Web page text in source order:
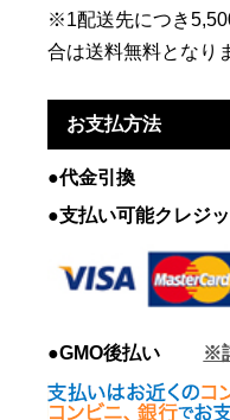
※1配送先につき
合は送料無料となり
お支払方法
●代金引換
●支払い可能クレジ
●GMO後払い ※